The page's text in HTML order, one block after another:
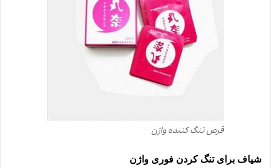
قرص تنگ کننده واژن
شیاف برای تنگ کردن فوری واژن